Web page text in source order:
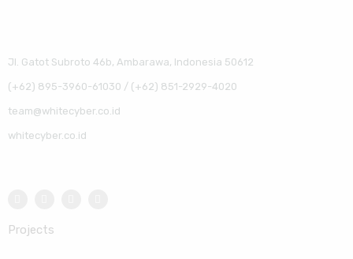
Jl. Gatot Subroto 46b, Ambarawa, Indonesia 50612
(+62) 895-3960-61030 / (+62) 851-2929-4020
team@whitecyber.co.id
whitecyber.co.id
Projects